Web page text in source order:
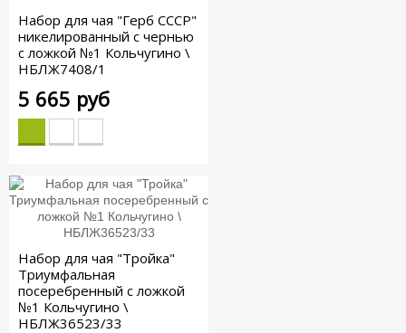
Набор для чая "Герб СССР"
никелированный с чернью
с ложкой №1 Кольчугино \
НБЛЖ7408/1
5 665 руб
Набор для чая "Тройка"
Триумфальная
посеребренный с ложкой
№1 Кольчугино \
НБЛЖ36523/33